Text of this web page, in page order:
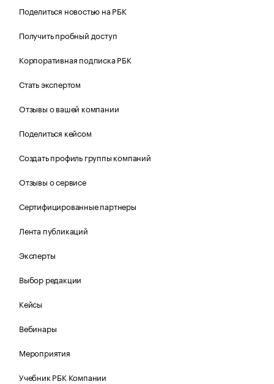
Поделиться новостью на РБК
Получить пробный доступ
Корпоративная подписка РБК
Стать экспертом
Отзывы о вашей компании
Поделиться кейсом
Создать профиль группы компаний
Отзывы о сервисе
Сертифицированные партнеры
Лента публикаций
Эксперты
Выбор редакции
Кейсы
Вебинары
Мероприятия
Учебник РБК Компании